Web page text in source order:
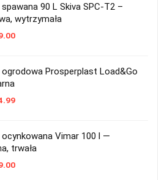
90 L Skiva SPC-T2 –
wytrzymała
ogrodowa Prosperplast Load&Go
ocynkowana Vimar 100 l —
trwała